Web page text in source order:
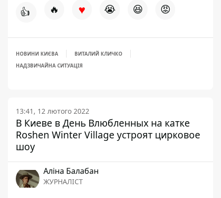
👍 🔥 ♥ 😭 😆 😡
НОВИНИ КИЄВА
ВИТАЛИЙ КЛИЧКО
НАДЗВИЧАЙНА СИТУАЦІЯ
13:41, 12 лютого 2022
В Киеве в День Влюбленных на катке
Roshen Winter Village устроят цирковое
шоу
Аліна Балабан
ЖУРНАЛІСТ